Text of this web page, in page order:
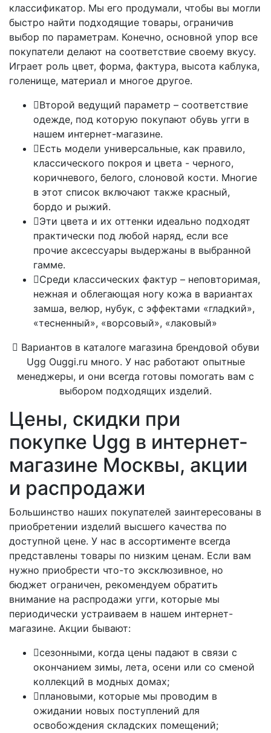
классификатор. Мы его продумали, чтобы вы могли
быстро найти подходящие товары, ограничив
выбор по параметрам. Конечно, основной упор все
покупатели делают на соответствие своему вкусу.
Играет роль цвет, форма, фактура, высота каблука,
голенище, материал и многое другое.
Второй ведущий параметр – соответствие
одежде, под которую покупают обувь угги в
нашем интернет-магазине.
Есть модели универсальные, как правило,
классического покроя и цвета - черного,
коричневого, белого, слоновой кости. Многие
в этот список включают также красный,
бордо и рыжий.
Эти цвета и их оттенки идеально подходят
практически под любой наряд, если все
прочие аксессуары выдержаны в выбранной
гамме.
Среди классических фактур – неповторимая,
нежная и облегающая ногу кожа в вариантах
замша, велюр, нубук, с эффектами «гладкий»,
«тесненный», «ворсовый», «лаковый»
Вариантов в каталоге магазина брендовой обуви
Ugg Ouggi.ru много. У нас работают опытные
менеджеры, и они всегда готовы помогать вам с
выбором подходящих изделий.
Цены, скидки при
покупке Ugg в интернет-
магазине Москвы, акции
и распродажи
Большинство наших покупателей заинтересованы в
приобретении изделий высшего качества по
доступной цене. У нас в ассортименте всегда
представлены товары по низким ценам. Если вам
нужно приобрести что-то эксклюзивное, но
бюджет ограничен, рекомендуем обратить
внимание на распродажи угги, которые мы
периодически устраиваем в нашем интернет-
магазине. Акции бывают:
сезонными, когда цены падают в связи с
окончанием зимы, лета, осени или со сменой
коллекций в модных домах;
плановыми, которые мы проводим в
ожидании новых поступлений для
освобождения складских помещений;